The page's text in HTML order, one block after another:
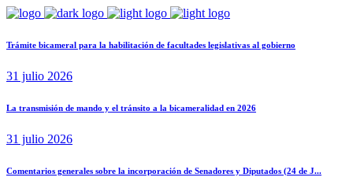
Trámite bicameral para la habilitación de facultades legislativas al gobierno
31 julio 2026
La transmisión de mando y el tránsito a la bicameralidad en 2026
31 julio 2026
Comentarios generales sobre la incorporación de Senadores y Diputados (24 de J...